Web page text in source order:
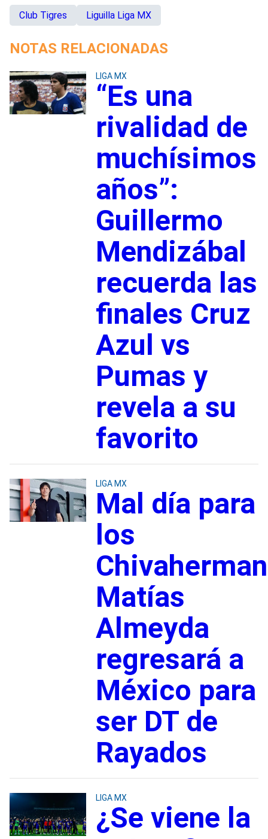
Club Tigres Liguilla Liga MX
NOTAS RELACIONADAS
LIGA MX
“Es una
rivalidad de
muchísimos
años”:
Guillermo
Mendizábal
recuerda las
finales Cruz
Azul vs
Pumas y
revela a su
favorito
LIGA MX
Mal día para
los
Matías
Almeyda
regresará a
México para
ser DT de
Rayados
LIGA MX
¿Se viene la